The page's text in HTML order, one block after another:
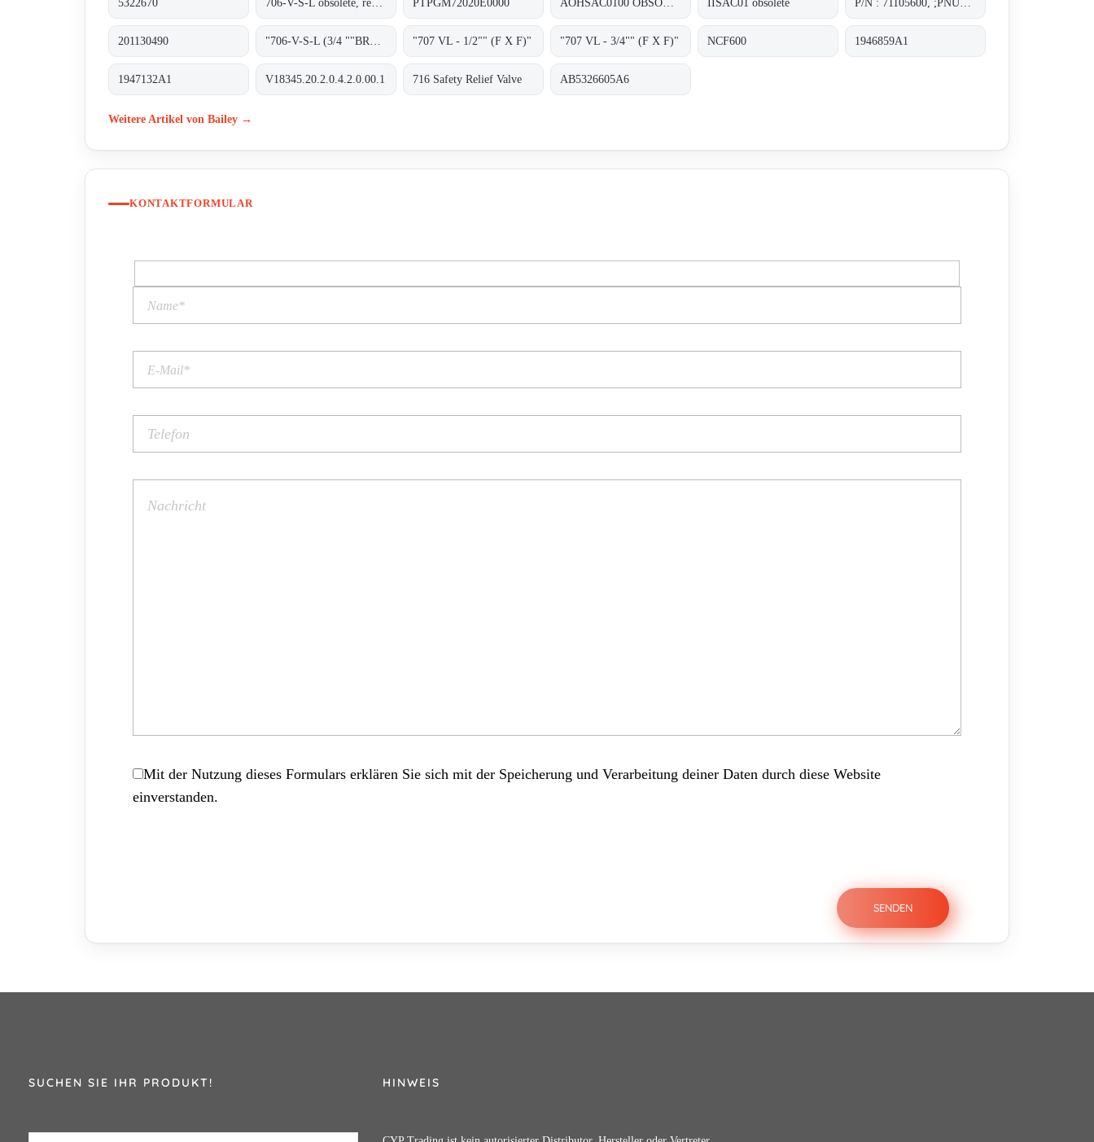
5322670 PTPGM72020E0000 IISAC01 obsolete
201130490 "707 VL - 1/2"" (F X F)" "707 VL - 3/4"" (F X F)" NCF600 1946859A1
1947132A1 V18345.20.2.0.4.2.0.00.1 716 Safety Relief Valve AB5326605A6
Weitere Artikel von Bailey →
KONTAKTFORMULAR
Mit der Nutzung dieses Formulars erklären Sie sich mit der Speicherung und Verarbeitung deiner Daten durch diese Website
einverstanden.
SUCHEN SIE IHR PRODUKT! HINWEIS